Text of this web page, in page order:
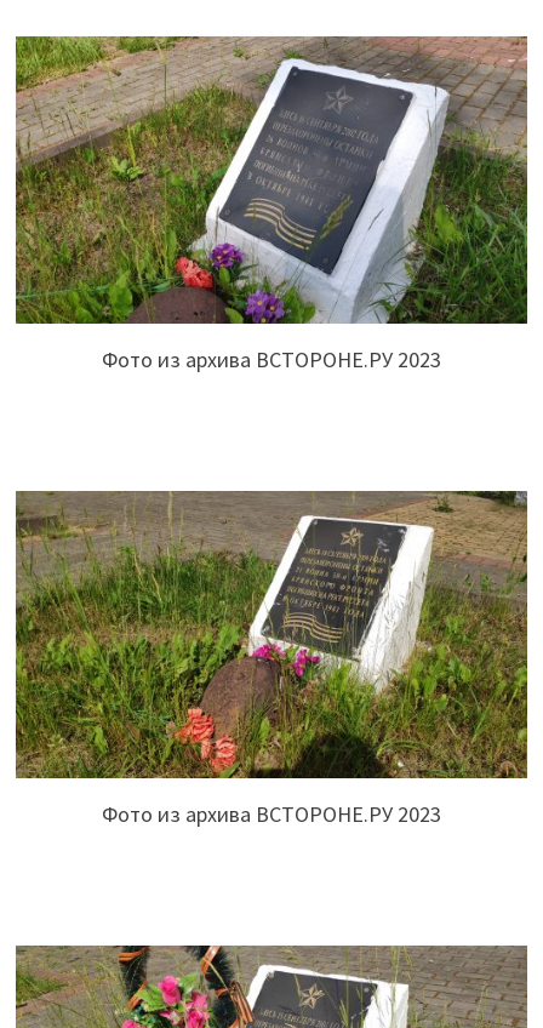
Фото из архива ВСТОРОНЕ.РУ 2023
Фото из архива ВСТОРОНЕ.РУ 2023